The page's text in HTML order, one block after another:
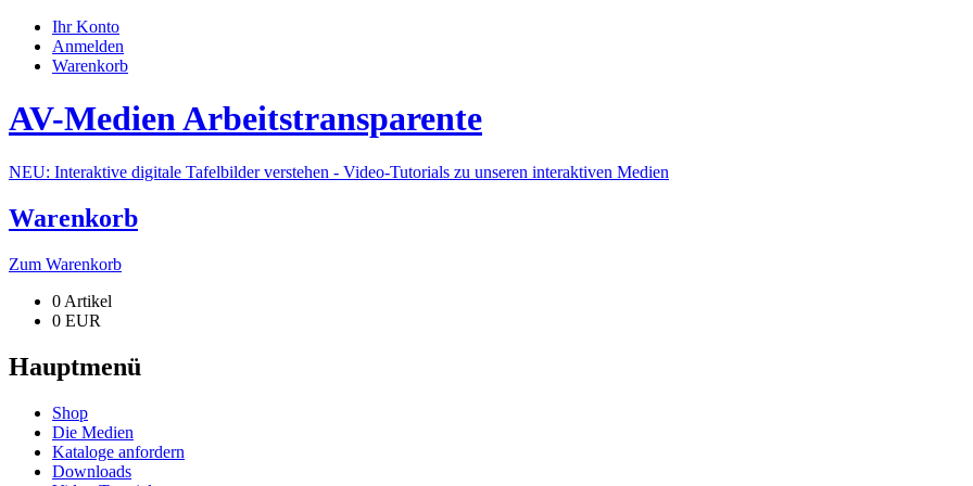
Ihr Konto
Anmelden
Warenkorb
AV-Medien Arbeitstransparente
NEU: Interaktive digitale Tafelbilder verstehen - Video-Tutorials zu unseren interaktiven Medien
Warenkorb
Zum Warenkorb
0 Artikel
0 EUR
Hauptmenü
Shop
Die Medien
Kataloge anfordern
Downloads